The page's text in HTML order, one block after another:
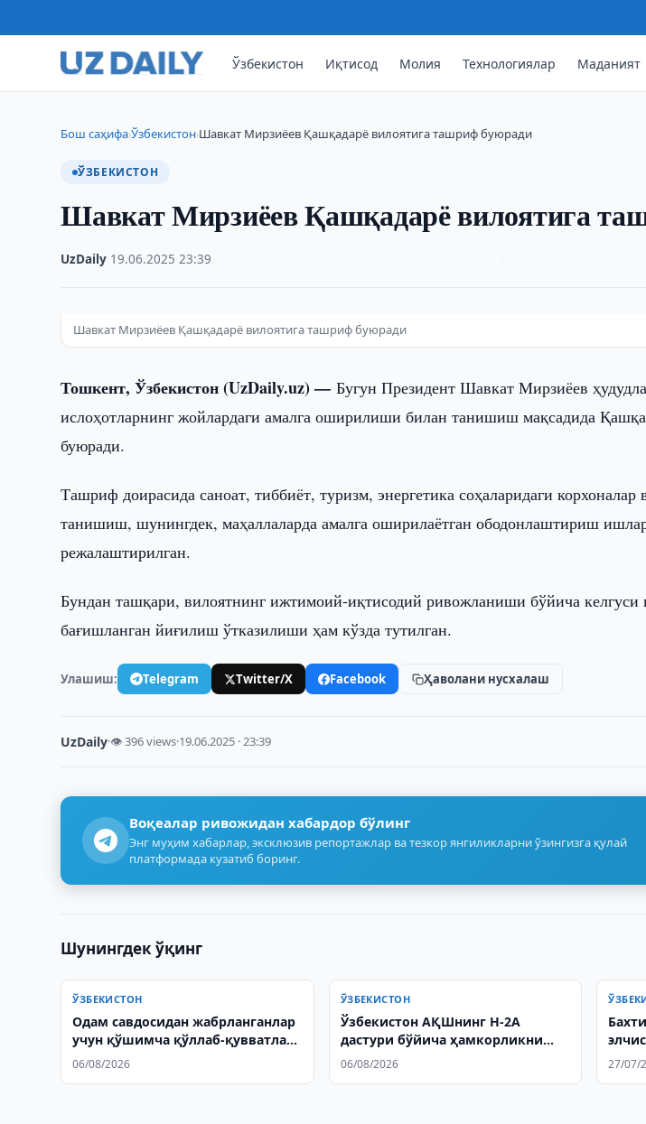
Ўзбекистон Иқтисод Молия Технологиялар Маданият
Бош саҳифа›Ўзбекистон›Шавкат Мирзиёев Қашқадарё вилоятига ташриф буюради
ЎЗБЕКИСТОН
Шавкат Мирзиёев Қашқадарё вилоятига
UzDaily 19.06.2025 ·23:39
Шавкат Мирзиёев Қашқадарё вилоятига ташриф буюради
Тошкент, Ўзбекистон (UzDaily.uz) —Бугун Президент Шавкат Мирзиёев
ислоҳотларнинг жойлардаги амалга оширилиши билан танишиш мақсадида
буюради.
Ташриф доирасида саноат, тиббиёт, туризм, энергетика соҳаларидаги корхоналар
танишиш, шунингдек, маҳаллаларда амалга оширилаётган ободонлаштириш
режалаштирилган.
Бундан ташқари, вилоятнинг ижтимоий-иқтисодий ривожланиши бўйича келгуси
бағишланган йиғилиш ўтказилиши ҳам кўзда тутилган.
Улашиш: Telegram Twitter/X Facebook Ҳаволани нусхалаш
UzDaily·👁 396 views·19.06.2025 · 23:39
Воқеалар ривожидан хабардор бўлинг
Энг муҳим хабарлар, эксклюзив репортажлар ва тезкор янгиликларни ўзингизга қулай
платформада кузатиб боринг.
Шунингдек ўқинг
ЎЗБЕКИСТОН
Одам савдосидан жабрланганлар
учун қўшимча қўллаб-қувватлаш
чоралари жорий этилади
06/08/2026
ЎЗБЕКИСТОН
Ўзбекистон АҚШнинг H-2A
дастури бўйича ҳамкорликни
кенгайтирмоқда
06/08/2026 27/07/